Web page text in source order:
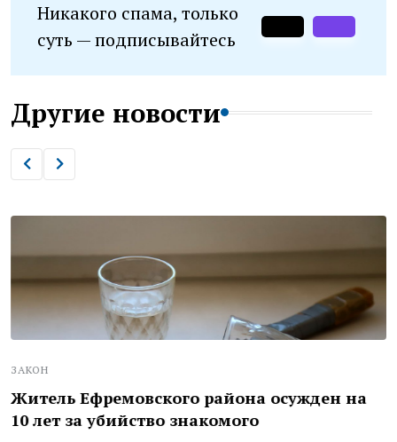
Никакого спама, только
суть — подписывайтесь
Другие новости
ЗАКОН
Житель Ефремовского района осужден на
10 лет за убийство знакомого